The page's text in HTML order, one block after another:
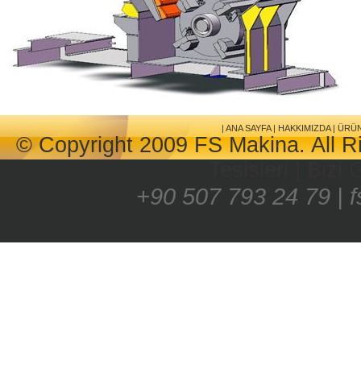
| ANA SAYFA| HAKKIMIZDA|
© Copyright 2009 FS Makina. All
+90 507 793 24 79 |